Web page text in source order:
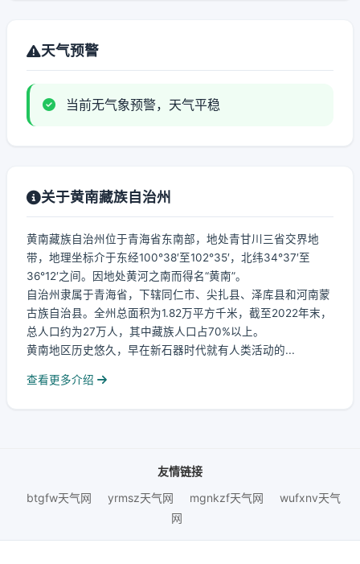
天气预警
当前无气象预警，天气平稳
关于黄南藏族自治州
黄南藏族自治州位于青海省东南部，地处青甘川三省交界地
带，地理坐标介于东经100°38′至102°35′，北纬34°37′至
36°12′之间。因地处黄河之南而得名“黄南”。
自治州隶属于青海省，下辖同仁市、尖扎县、泽库县和河南蒙
古族自治县。全州总面积为1.82万平方千米，截至2022年末，
总人口约为27万人，其中藏族人口占70%以上。
黄南地区历史悠久，早在新石器时代就有人类活动的...
查看更多介绍
友情链接
btgfw天气网
yrmsz天气网 mgnkzf天气网
wufxnv天气
网